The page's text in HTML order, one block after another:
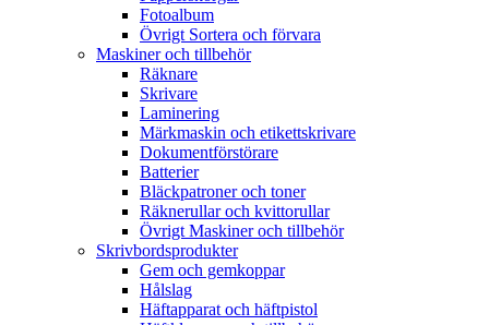
Fotoalbum
Övrigt Sortera och förvara
Maskiner och tillbehör
Räknare
Skrivare
Laminering
Märkmaskin och etikettskrivare
Dokumentförstörare
Batterier
Bläckpatroner och toner
Räknerullar och kvittorullar
Övrigt Maskiner och tillbehör
Skrivbordsprodukter
Gem och gemkoppar
Hålslag
Häftapparat och häftpistol